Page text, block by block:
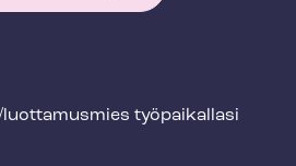
työpaikallasi